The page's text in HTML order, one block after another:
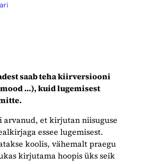
saab teha kiirversiooni
…), kuid lugemisest
arvanud, et kirjutan niisuguse
essee lugemisest.
koolis, vähemalt praegu
kirjutama hoopis üks seik